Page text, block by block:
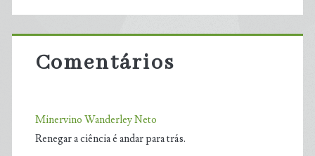
Comentários
Minervino Wanderley Neto
Renegar a ciência é andar para trás.